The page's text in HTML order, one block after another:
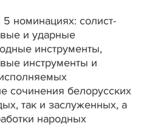
номинациях: солист-
и ударные
инструменты,
инструменты и
сочинения белорусских
так и заслуженных, а
народных